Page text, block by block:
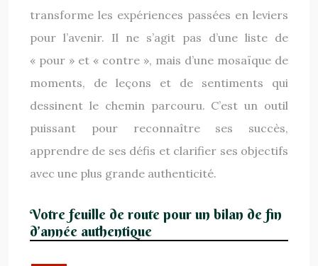
transforme les expériences passées en leviers
pour l’avenir. Il ne s’agit pas d’une liste de
« pour » et « contre », mais d’une mosaïque de
moments, de leçons et de sentiments qui
dessinent le chemin parcouru. C’est un outil
puissant pour reconnaître ses succès,
apprendre de ses défis et clarifier ses objectifs
avec une plus grande authenticité.
Votre feuille de route pour un bilan de fin
d’année authentique